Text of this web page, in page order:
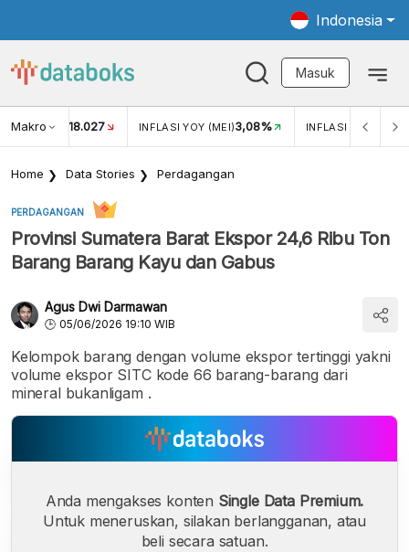
Indonesia
Masuk
Makro
USD/IDR 18.027 INFLASI YOY (MEI)3,08% INFLASI MOM (MEI)
Home Data Stories Perdagangan
PERDAGANGAN
Provinsi Sumatera Barat Ekspor 24,6 Ribu Ton
Barang Barang Kayu dan Gabus
Agus Dwi Darmawan
05/06/2026 19:10 WIB
Kelompok barang dengan volume ekspor tertinggi yakni
volume ekspor SITC kode 66 barang-barang dari
mineral bukanligam .
Anda mengakses konten Single Data Premium.
Untuk meneruskan, silakan berlangganan, atau
beli secara satuan.